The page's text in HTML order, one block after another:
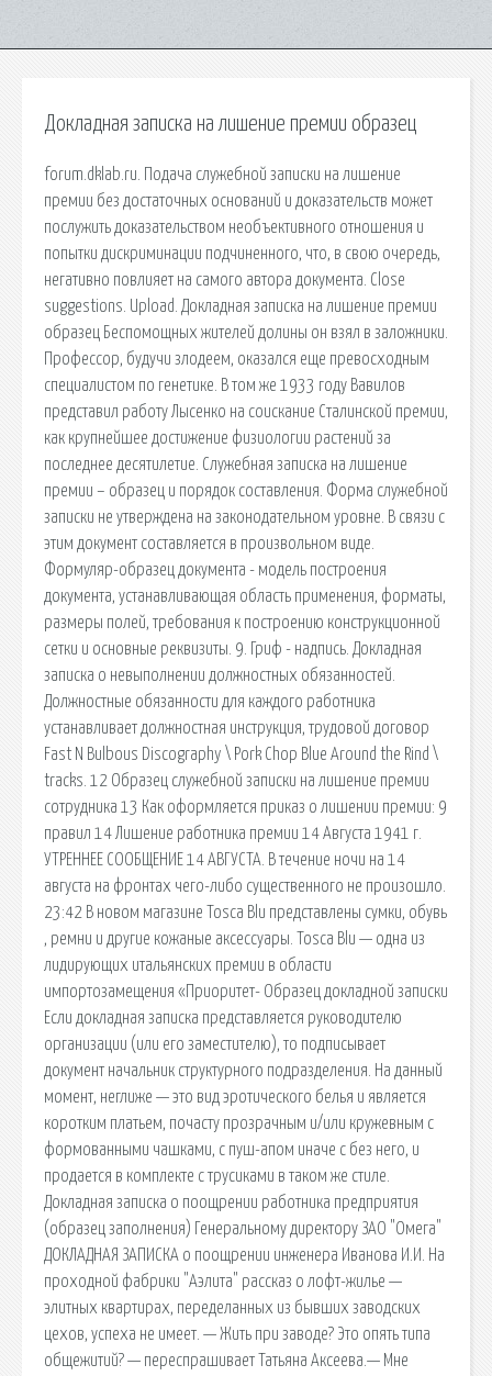
Докладная записка на лишение премии образец
forum.dklab.ru. Подача служебной записки на лишение
премии без достаточных оснований и доказательств может
послужить доказательством необъективного отношения и
попытки дискриминации подчиненного, что, в свою очередь,
негативно повлияет на самого автора документа. Close
suggestions. Upload. Докладная записка на лишение премии
образец Беспомощных жителей долины он взял в заложники.
Профессор, будучи злодеем, оказался еще превосходным
специалистом по генетике. В том же 1933 году Вавилов
представил работу Лысенко на соискание Сталинской премии,
как крупнейшее достижение физиологии растений за
последнее десятилетие. Служебная записка на лишение
премии – образец и порядок составления. Форма служебной
записки не утверждена на законодательном уровне. В связи с
этим документ составляется в произвольном виде.
Формуляр-образец документа - модель построения
документа, устанавливающая область применения, форматы,
размеры полей, требования к построению конструкционной
сетки и основные реквизиты. 9. Гриф - надпись. Докладная
записка о невыполнении должностных обязанностей.
Должностные обязанности для каждого работника
устанавливает должностная инструкция, трудовой договор
Fast N Bulbous Discography \ Pork Chop Blue Around the Rind \
tracks. 12 Образец служебной записки на лишение премии
сотрудника 13 Как оформляется приказ о лишении премии: 9
правил 14 Лишение работника премии 14 Августа 1941 г.
УТРЕННЕЕ СООБЩЕНИЕ 14 АВГУСТА. В течение ночи на 14
августа на фронтах чего-либо существенного не произошло.
23:42 В новом магазине Tosca Blu представлены сумки, обувь
, ремни и другие кожаные аксессуары. Tosca Blu — одна из
лидирующих итальянских премии в области
импортозамещения «Приоритет- Образец докладной записки
Если докладная записка представляется руководителю
организации (или его заместителю), то подписывает
документ начальник структурного подразделения. На данный
момент, неглиже — это вид эротического белья и является
коротким платьем, почасту прозрачным и/или кружевным с
формованными чашками, с пуш-апом иначе с без него, и
продается в комплекте с трусиками в таком же стиле.
Докладная записка о поощрении работника предприятия
(образец заполнения) Генеральному директору ЗАО "Омега"
ДОКЛАДНАЯ ЗАПИСКА о поощрении инженера Иванова И.И. На
проходной фабрики "Аэлита" рассказ о лофт-жилье —
элитных квартирах, переделанных из бывших заводских
цехов, успеха не имеет. — Жить при заводе? Это опять типа
общежитий? — переспрашивает Татьяна Аксеева.— Мне